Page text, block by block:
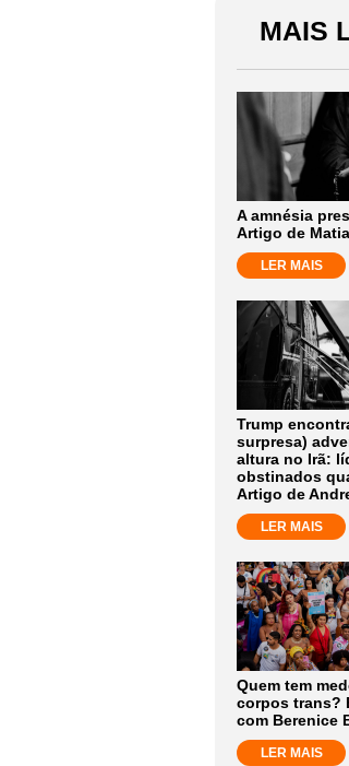
MAIS
A amnésia
Artigo de
LER MAIS
Trump
surpresa)
altura no Irã:
obstinados
Artigo de
LER MAIS
Quem tem
corpos trans?
com Berenice
LER MAIS